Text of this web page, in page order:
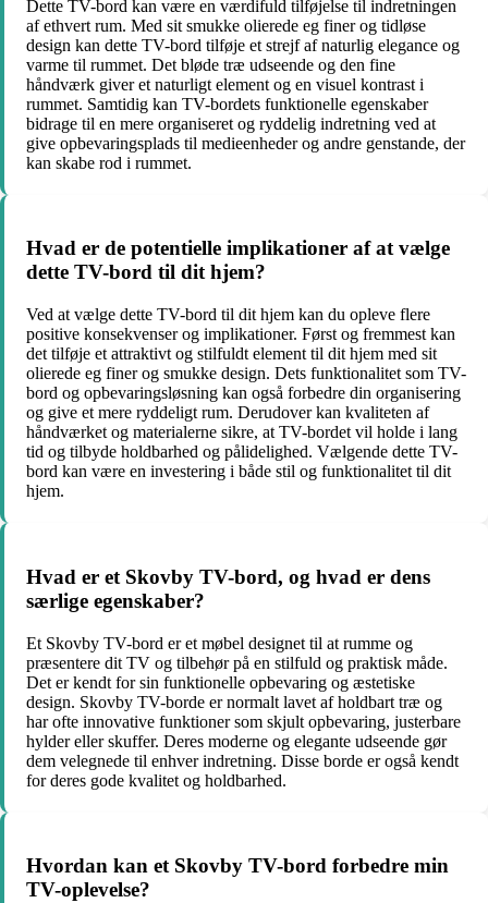
Dette TV-bord kan være en værdifuld tilføjelse til indretningen
af ethvert rum. Med sit smukke olierede eg finer og tidløse
design kan dette TV-bord tilføje et strejf af naturlig elegance og
varme til rummet. Det bløde træ udseende og den fine
håndværk giver et naturligt element og en visuel kontrast i
rummet. Samtidig kan TV-bordets funktionelle egenskaber
bidrage til en mere organiseret og ryddelig indretning ved at
give opbevaringsplads til medieenheder og andre genstande, der
kan skabe rod i rummet.
Hvad er de potentielle implikationer af at vælge
dette TV-bord til dit hjem?
Ved at vælge dette TV-bord til dit hjem kan du opleve flere
positive konsekvenser og implikationer. Først og fremmest kan
det tilføje et attraktivt og stilfuldt element til dit hjem med sit
olierede eg finer og smukke design. Dets funktionalitet som TV-
bord og opbevaringsløsning kan også forbedre din organisering
og give et mere ryddeligt rum. Derudover kan kvaliteten af
håndværket og materialerne sikre, at TV-bordet vil holde i lang
tid og tilbyde holdbarhed og pålidelighed. Vælgende dette TV-
bord kan være en investering i både stil og funktionalitet til dit
hjem.
Hvad er et Skovby TV-bord, og hvad er dens
særlige egenskaber?
Et Skovby TV-bord er et møbel designet til at rumme og
præsentere dit TV og tilbehør på en stilfuld og praktisk måde.
Det er kendt for sin funktionelle opbevaring og æstetiske
design. Skovby TV-borde er normalt lavet af holdbart træ og
har ofte innovative funktioner som skjult opbevaring, justerbare
hylder eller skuffer. Deres moderne og elegante udseende gør
dem velegnede til enhver indretning. Disse borde er også kendt
for deres gode kvalitet og holdbarhed.
Hvordan kan et Skovby TV-bord forbedre min
TV-oplevelse?